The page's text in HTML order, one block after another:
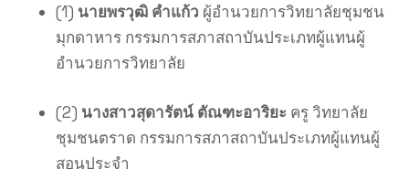
(1) นายพรวุฒิ คำแก้ว ผู้อำนวยการวิทยาลัยชุมชน
มุกดาหาร กรรมการสภาสถาบันประเภทผู้แทนผู้
อำนวยการวิทยาลัย
(2) นางสาวสุดารัตน์ ตัณฑะอาริยะ ครู วิทยาลัย
ชุมชนตราด กรรมการสภาสถาบันประเภทผู้แทนผู้
สอนประจำ